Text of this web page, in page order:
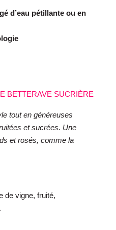
d’eau pétillante ou en
BETTERAVE SUCRIÈRE
tout en généreuses
et sucrées. Une
et rosés, comme la
de vigne, fruité,